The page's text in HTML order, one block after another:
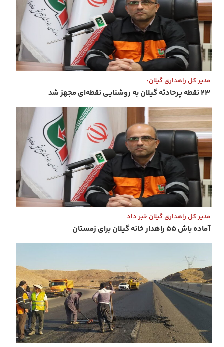
مدیر کل راهداری گیلان:
۲۳ نقطه پرحادثه گیلان به روشنایی نقطه‌ای مجهز شد
مدیر کل راهداری گیلان خبر داد
آماده‌ باش ۵۵ راهدار خانه گیلان برای زمستان